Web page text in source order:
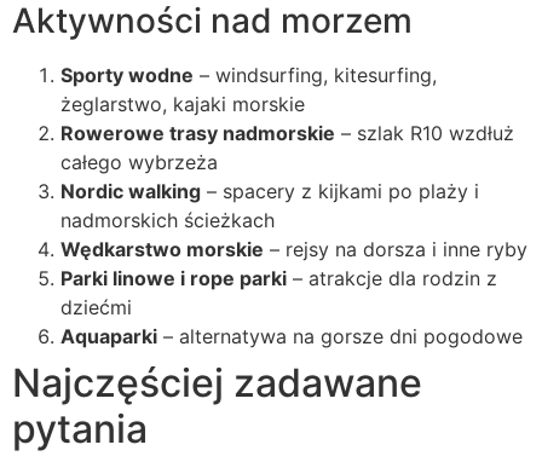
Aktywności nad morzem
Sporty wodne – windsurfing, kitesurfing,
żeglarstwo, kajaki morskie
Rowerowe trasy nadmorskie – szlak R10 wzdłuż
całego wybrzeża
Nordic walking – spacery z kijkami po plaży i
nadmorskich ścieżkach
Wędkarstwo morskie – rejsy na dorsza i inne ryby
Parki linowe i rope parki – atrakcje dla rodzin z
dziećmi
Aquaparki – alternatywa na gorsze dni pogodowe
Najczęściej zadawane
pytania